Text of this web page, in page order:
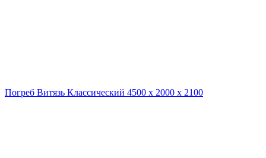
Погреб Витязь Классический 4500 х 2000 х 2100